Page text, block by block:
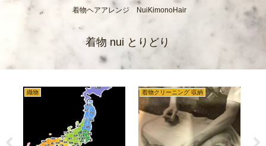
着物ヘアアレンジ NuiKimonoHair
着物 nui とりどり
織物 着物クリーニング 収納